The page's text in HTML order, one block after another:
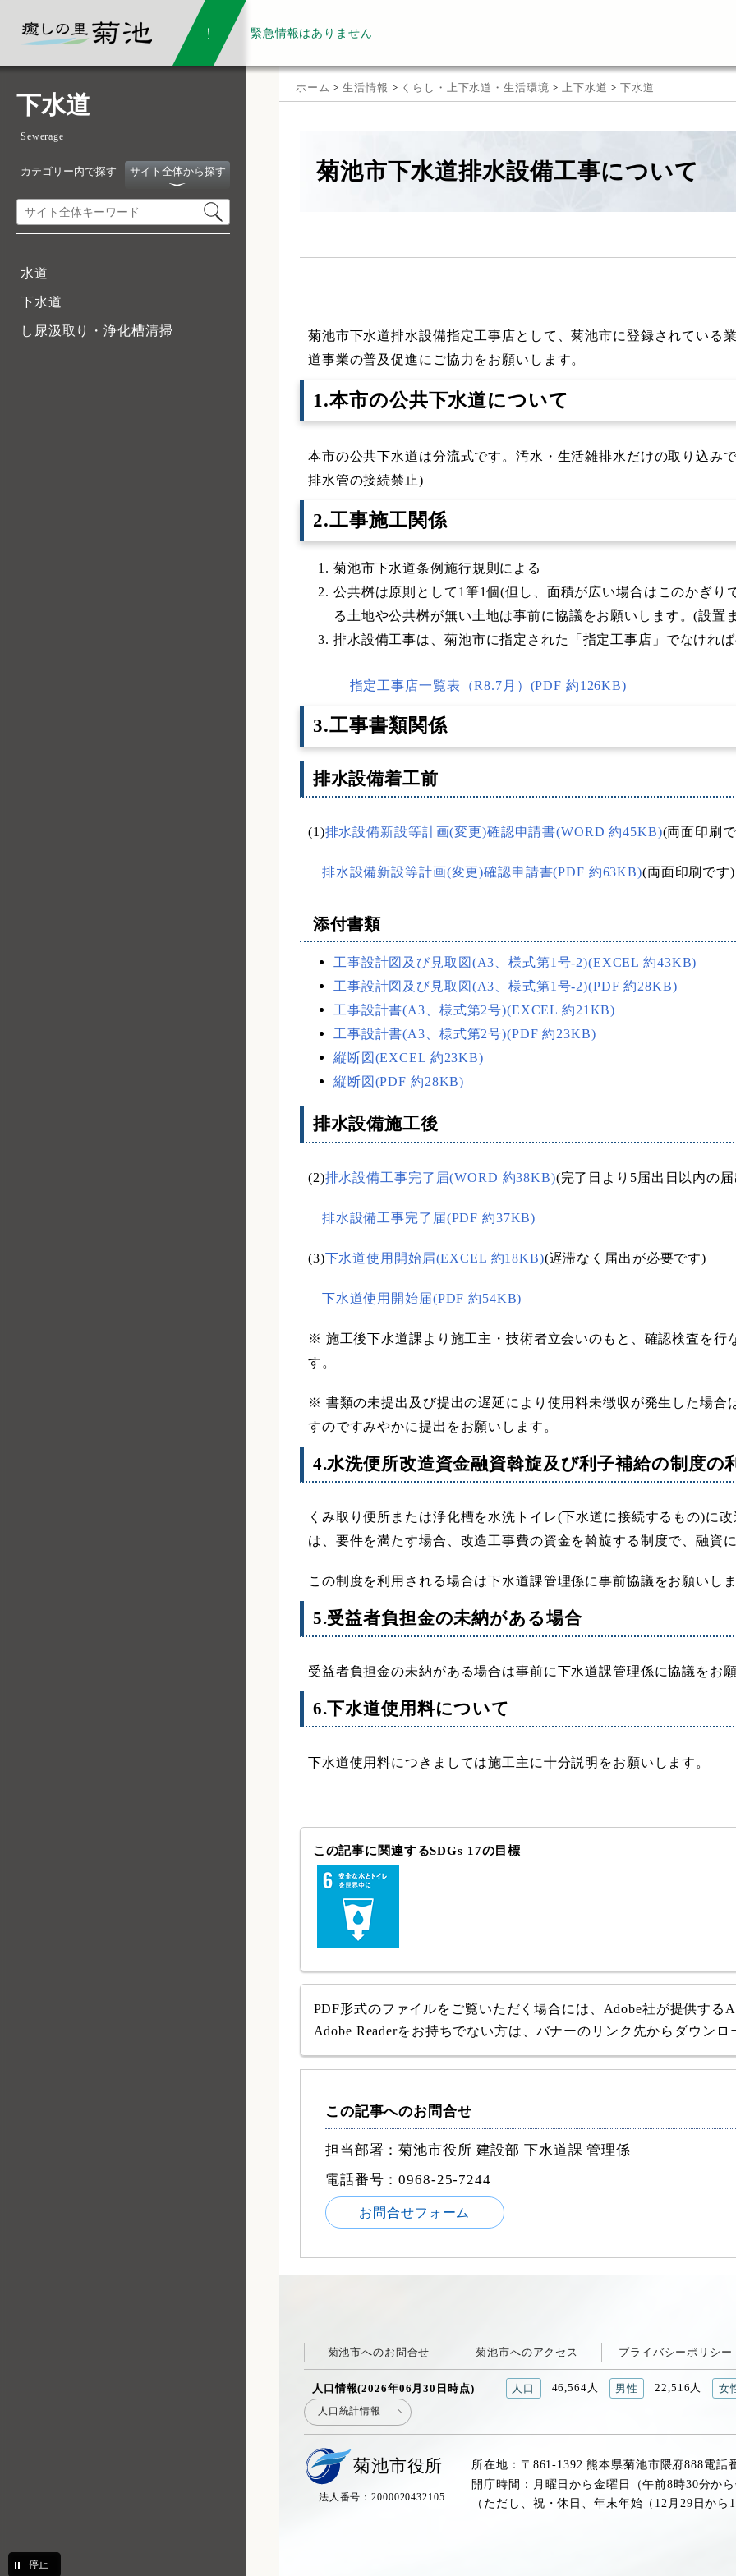
緊急情報はありません
下水道
Sewerage
カテゴリー内で探す サイト全体から探す
水道
下水道
し尿汲取り・浄化槽清掃
停止
ホーム >生活情報 > くらし・上下水道・生活環境 >上下水道 >下水道
菊池市下水道排水設備工事について
菊池市下水道排水設備指定工事店として、菊池市に登録されている
道事業の普及促進にご協力をお願いします。
1.本市の公共下水道について
本市の公共下水道は分流式です。汚水・生活雑排水だけの取り込み
排水管の接続禁止)
2.工事施工関係
菊池市下水道条例施行規則による
公共桝は原則として1筆1個(但し、面積が広い場合はこのかぎ
る土地や公共桝が無い土地は事前に協議をお願いします。(設置
排水設備工事は、菊池市に指定された「指定工事店」でなけれ
指定工事店一覧表（R8.7月）(PDF 約126KB)
3.工事書類関係
排水設備着工前
(1)排水設備新設等計画(変更)確認申請書(WORD 約45KB)(両面印刷
排水設備新設等計画(変更)確認申請書(PDF 約63KB)(両面印刷です)
添付書類
工事設計図及び見取図(A3、様式第1号-2)(EXCEL 約43KB)
工事設計図及び見取図(A3、様式第1号-2)(PDF 約28KB)
工事設計書(A3、様式第2号)(EXCEL 約21KB)
工事設計書(A3、様式第2号)(PDF 約23KB)
縦断図(EXCEL 約23KB)
縦断図(PDF 約28KB)
排水設備施工後
(2)排水設備工事完了届(WORD 約38KB)(完了日より5届出日以内の
排水設備工事完了届(PDF 約37KB)
(3)下水道使用開始届(EXCEL 約18KB)(遅滞なく届出が必要です)
下水道使用開始届(PDF 約54KB)
※ 施工後下水道課より施工主・技術者立会いのもと、確認検査を行
す。
※ 書類の未提出及び提出の遅延により使用料未徴収が発生した場合
すのですみやかに提出をお願いします。
4.水洗便所改造資金融資斡旋及び利子補給の制度の
くみ取り便所または浄化槽を水洗トイレ(下水道に接続するもの)に
は、要件を満たす場合、改造工事費の資金を斡旋する制度で、融資
この制度を利用される場合は下水道課管理係に事前協議をお願いし
5.受益者負担金の未納がある場合
受益者負担金の未納がある場合は事前に下水道課管理係に協議をお
6.下水道使用料について
下水道使用料につきましては施工主に十分説明をお願いします。
この記事に関連するSDGs 17の目標
PDF形式のファイルをご覧いただく場合には、Adobe社が提供する
Adobe Readerをお持ちでない方は、バナーのリンク先からダウン
この記事へのお問合せ
担当部署：菊池市役所 建設部 下水道課 管理係
電話番号：0968-25-7244
お問合せフォーム
菊池市へのお問合せ 菊池市へのアクセス プライバシーポリシー
人口情報(2026年06月30日時点) 人口 46,564人 男性 22,516人 女
人口統計情報
菊池市役所
法人番号：2000020432105
所在地：〒861-1392 熊本県菊池市隈府888電話
開庁時間：月曜日から金曜日（午前8時30分か
（ただし、祝・休日、年末年始（12月29日から